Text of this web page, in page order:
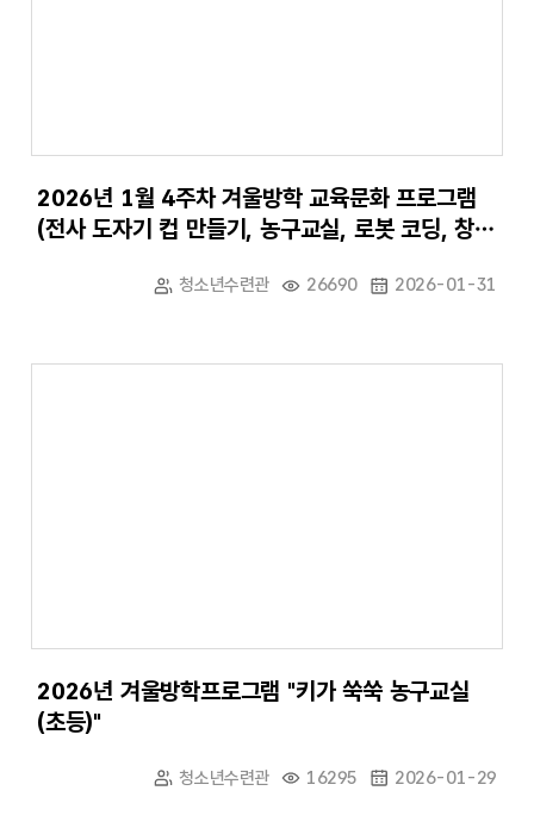
2026년 1월 4주차 겨울방학 교육문화 프로그램
(전사 도자기 컵 만들기, 농구교실, 로봇 코딩, 창의
청소년수련관 26690 2026-01-31
2026년 겨울방학프로그램 "키가 쑥쑥 농구교실
(초등)"
청소년수련관 16295 2026-01-29